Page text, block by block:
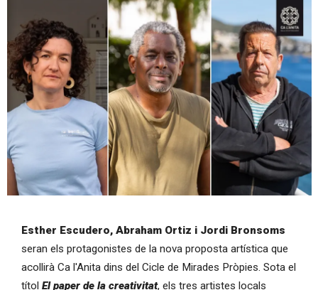
Esther Escudero, Abraham Ortiz i Jordi Bronsoms
seran els protagonistes de la nova proposta artística que
acollirà Ca l'Anita dins del Cicle de Mirades Pròpies. Sota el
títol El paper de la creativitat, els tres artistes locals